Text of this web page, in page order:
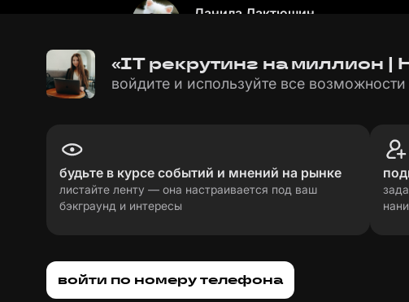
Данила Лактюшин
Елена Кудрявцева
IT-рекрутер в Магнус Тех
Дмитрий Мокеичев
«IT рекрутинг на миллион |
войдите и используйте все
будьте в курсе событий и мнений на рынке
листайте ленту — она настраивается под ваш
бэкграунд и интересы
войти по номеру телефона